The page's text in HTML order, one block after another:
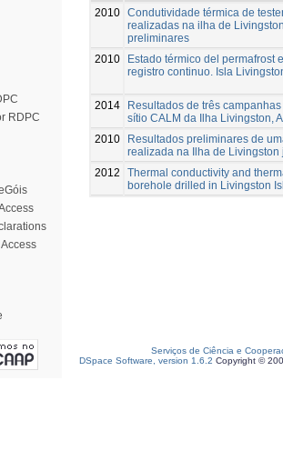
RDPC
2010 Condutividade térmica de
realizadas na ilha de
preliminares
2010
Estado térmico del permafrost
registro continuo. Isla
2014
Resultados de três
sítio CALM da Ilha Livingston,
2010
Resultados preliminares de
realizada na Ilha de
2012
Thermal conductivity and
borehole drilled in Livingston
Serviços de Ciência e
DSpace Software, version 1.6.2 Copyright ©